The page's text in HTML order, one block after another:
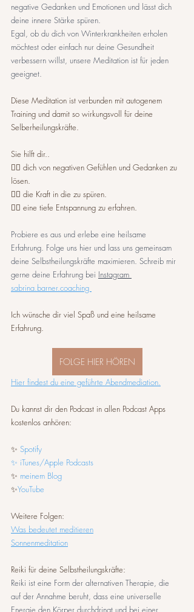
negative Gedanken und Emotionen und lässt dich
deine innere Stärke spüren.
Egal, ob du dich von Winterkrankheiten erholen
möchtest oder einfach nur deine Gesundheit
verbessern willst, unsere Meditation ist für jeden
geeignet.
Diese Meditation ist verbunden mit autogenem
Training und damit so wirkungsvoll für deine
Selberheilungskräfte.
Sie hilft dir..
👉🏼 dich von negativen Gefühlen und Gedanken zu
lösen.
👉🏼 die Kraft in die zu spüren.
👉🏼 eine tiefe Entspannung zu erfahren.
Probiere es aus und erlebe eine heilsame
Erfahrung. Folge uns hier und lass uns gemeinsam
deine Selbstheilungskräfte maximieren. Schreib mir
gerne deine Erfahrung bei Instagram
sabrina.barner.coaching
Ich wünsche dir viel Spaß und eine heilsame
Erfahrung.
FOLGE HIER HÖREN
Hier findest du eine geführte Abendmediation.
Du kannst dir den Podcast in allen Podcast Apps
kostenlos anhören:
✨ Spotify
✨ iTunes/Apple Podcasts
✨ meinem Blog
✨YouTube
Weitere Folgen:
Was bedeutet meditieren
Sonnenmeditation
Reiki für deine Selbstheilungskräfte:
Reiki ist eine Form der alternativen Therapie, die
auf der Annahme beruht, dass eine universelle
Energie den Körper durchdringt und bei einer